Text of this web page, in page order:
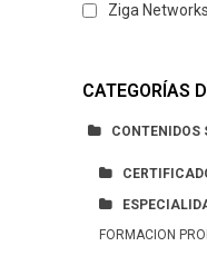
Ziga Networks
CATEGORÍAS
CONTENIDOS
FORMACION